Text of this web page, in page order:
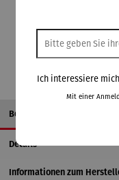
Beschreibung
Details
Informationen zum
Ich interessiere
Mit einer